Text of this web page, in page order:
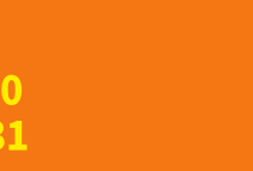
知らせ
クライト『IDX-550』の販
idx_550/